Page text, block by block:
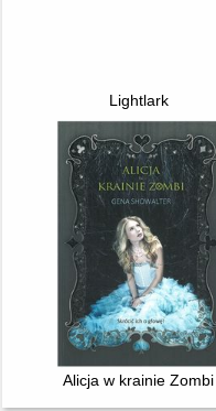
Lightlark
Alicja w krainie Zombi